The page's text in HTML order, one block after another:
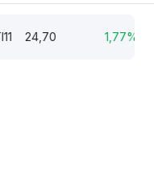
24,70 1,77%